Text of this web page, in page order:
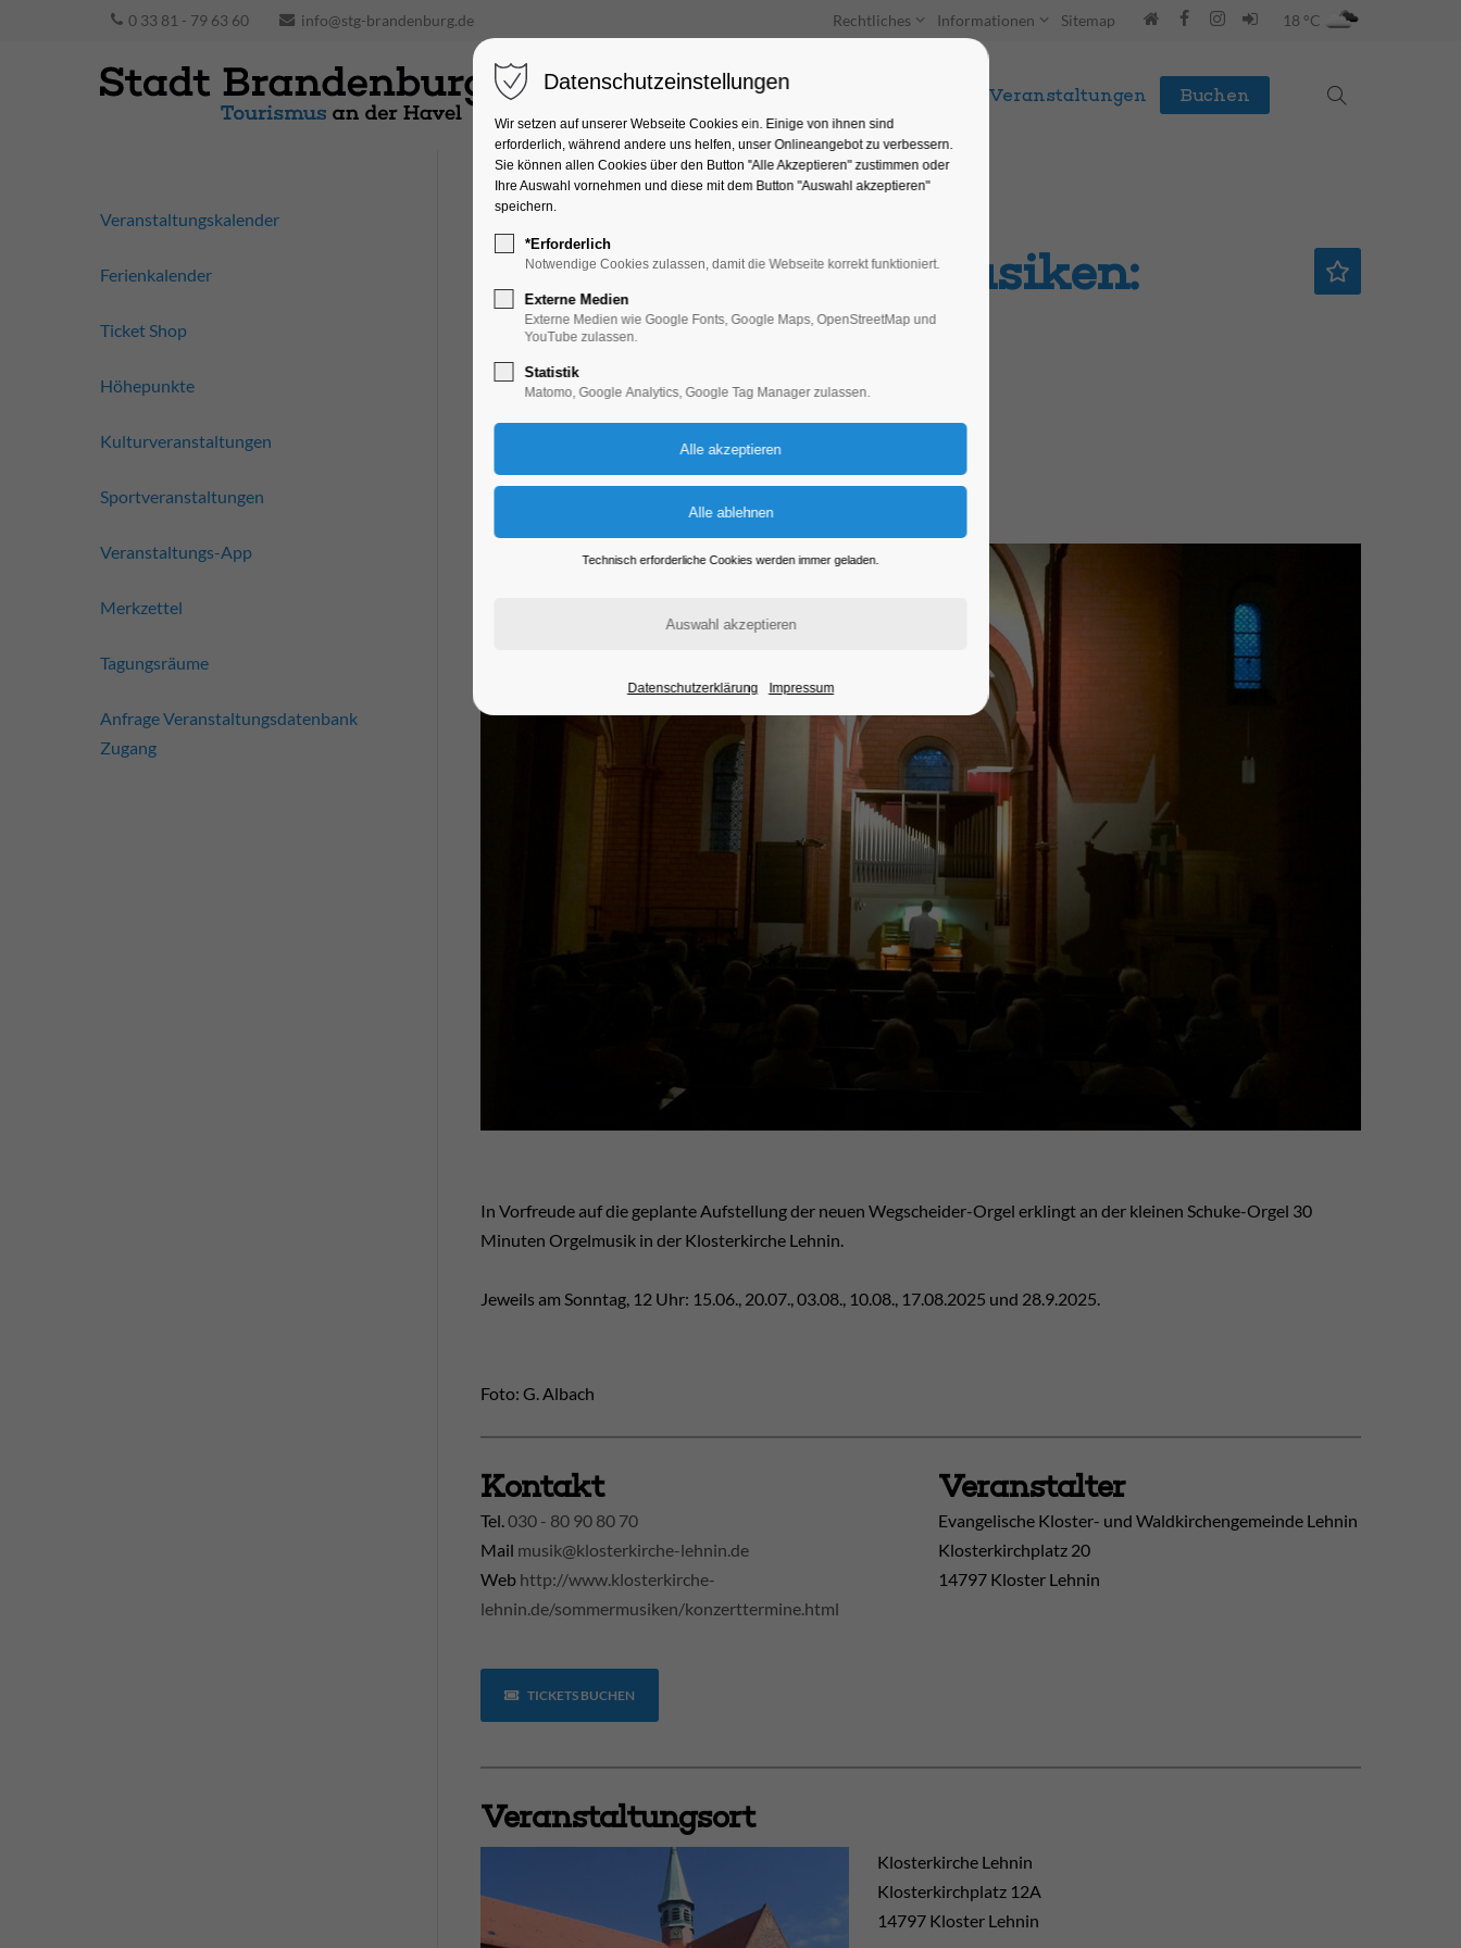
0 33 81 - 79 63 60 info@stg-brandenburg.de Rechtliches Informationen Sitemap 18 °C
Unterkünfte Entdecken & Erleben Veranstaltungen Buchen
Lehniner Sommermusiken:
Orgelmatinee
Konzert, Musik
15.06.2025, 12:00
Eintritt frei
In Vorfreude auf die geplante Aufstellung der neuen Wegscheider-Orgel erklingt an der kleinen Schuke-Orgel 30
Minuten Orgelmusik in der Klosterkirche Lehnin.
Jeweils am Sonntag, 12 Uhr: 15.06., 20.07., 03.08., 10.08., 17.08.2025 und 28.9.2025.
Foto: G. Albach
Kontakt
Tel. 030 - 80 90 80 70
Mail musik@klosterkirche-lehnin.de
Web http://www.klosterkirche-
lehnin.de/sommermusiken/konzerttermine.html
Veranstalter
Evangelische Kloster- und Waldkirchengemeinde Lehnin
Klosterkirchplatz 20
14797 Kloster Lehnin
TICKETS BUCHEN
Veranstaltungsort
Klosterkirche Lehnin
Klosterkirchplatz 12A
14797 Kloster Lehnin
Veranstaltungskalender
Ferienkalender
Ticket Shop
Höhepunkte
Kulturveranstaltungen
Sportveranstaltungen
Veranstaltungs-App
Merkzettel
Tagungsräume
Anfrage Veranstaltungsdatenbank
Zugang
Datenschutzeinstellungen
Wir setzen auf unserer Webseite Cookies ein. Einige von ihnen sind
erforderlich, während andere uns helfen, unser Onlineangebot zu verbessern.
Sie können allen Cookies über den Button "Alle Akzeptieren" zustimmen oder
Ihre Auswahl vornehmen und diese mit dem Button "Auswahl akzeptieren"
speichern.
*Erforderlich
Notwendige Cookies zulassen, damit die Webseite korrekt funktioniert.
Externe Medien
Externe Medien wie Google Fonts, Google Maps, OpenStreetMap und
YouTube zulassen.
Statistik
Matomo, Google Analytics, Google Tag Manager zulassen.
Technisch erforderliche Cookies werden immer geladen.
Datenschutzerklärung Impressum